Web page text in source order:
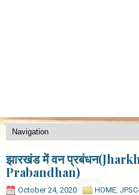
झारखंड में वन
Prabandhan)
October 24, 2020 HOME,